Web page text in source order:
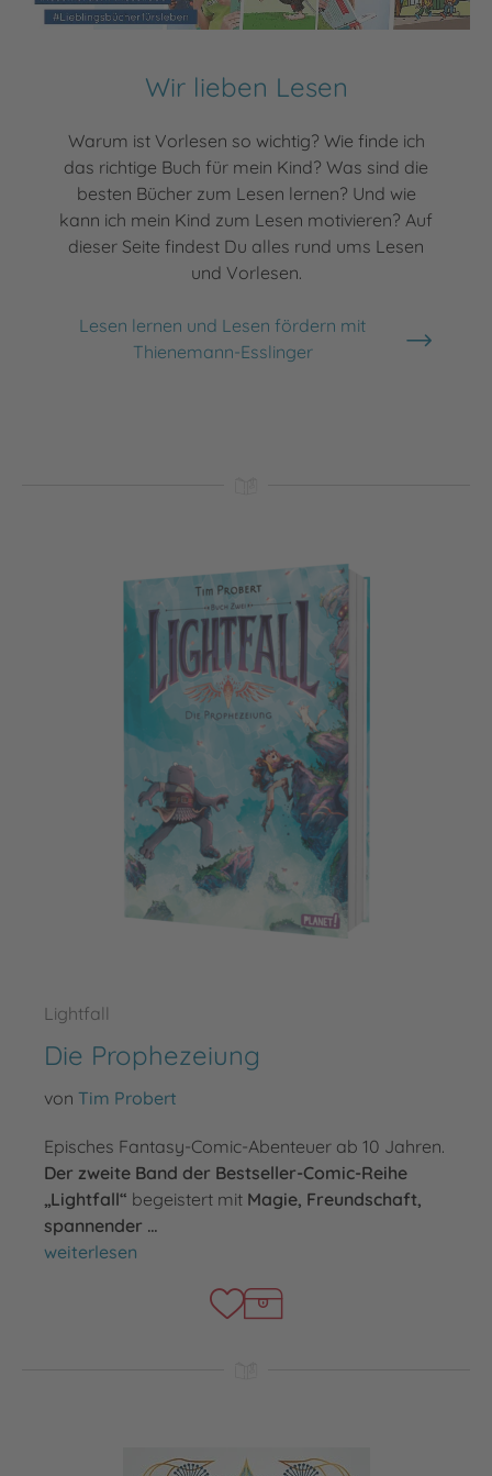
Wir lieben Lesen
Warum ist Vorlesen so wichtig? Wie finde ich
das richtige Buch für mein Kind? Was sind die
besten Bücher zum Lesen lernen? Und wie
kann ich mein Kind zum Lesen motivieren? Auf
dieser Seite findest Du alles rund ums Lesen
und Vorlesen.
Lesen lernen und Lesen fördern mit
Thienemann-Esslinger
Lightfall
Die Prophezeiung
von Tim Probert
Episches Fantasy-Comic-Abenteuer ab 10 Jahren.
Der zweite Band der Bestseller-Comic-Reihe
„Lightfall“ begeistert mit Magie, Freundschaft,
spannender …
Die Prophezeiung
weiterlesen